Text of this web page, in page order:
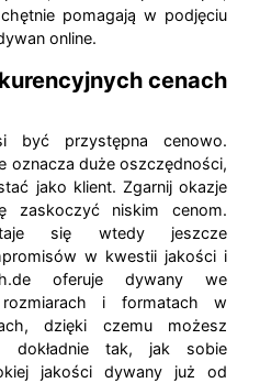
pomagają w podjęciu
online.
cenach
być przystępna cenowo.
oznacza duże oszczędności,
jako klient. Zgarnij okazje
zaskoczyć niskim cenom.
się wtedy jeszcze
w kwestii jakości i
oferuje dywany we
i formatach w
dzięki czemu możesz
dokładnie tak, jak sobie
jakości dywany już od